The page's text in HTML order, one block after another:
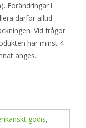
Förändringar i
därför alltid
Vid frågor
har minst 4
anges.
godis,